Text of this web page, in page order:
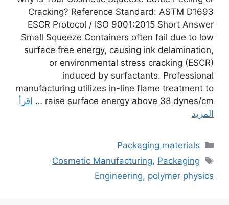
Cracking? Reference Standard: ASTM D1693
ESCR Protocol / ISO 9001:2015 Short Answer
Small Squeeze Containers often fail due to low
surface free energy, causing ink delamination,
or environmental stress cracking (ESCR)
induced by surfactants. Professional
manufacturing utilizes in-line flame treatment to
raise surface energy above 38 dynes/cm …
اقرأ
المزيد
التصنيفات
Packaging materials
الوسوم
Cosmetic Manufacturing, Packaging
Engineering, polymer physics